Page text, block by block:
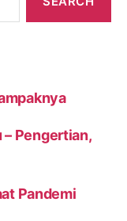
– Pengertian,
Pandemi